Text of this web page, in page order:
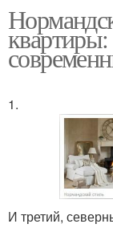
1.
И третий,